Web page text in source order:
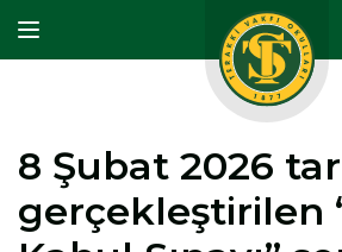
8 Şubat 2026
gerçekleştirilen